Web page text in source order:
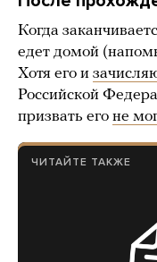
Когда
едет домой
Хотя его и
Российской
призвать его не
ЧИТАЙТЕ ТАКЖЕ